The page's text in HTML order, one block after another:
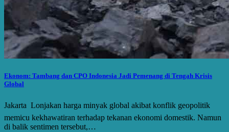
Ekonom: Tambang dan CPO Indonesia Jadi Pemenang di Tengah Krisis
Global
Jakarta  Lonjakan harga minyak global akibat konflik geopolitik
memicu kekhawatiran terhadap tekanan ekonomi domestik. Namun
di balik sentimen tersebut,…